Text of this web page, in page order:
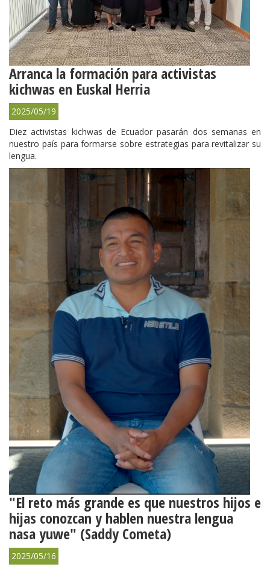
Arranca la formación para activistas
kichwas en Euskal Herria
2025/05/19
Diez activistas kichwas de Ecuador pasarán dos semanas en
nuestro país para formarse sobre estrategias para revitalizar su
lengua.
"El reto más grande es que nuestros hijos e
hijas conozcan y hablen nuestra lengua
nasa yuwe" (Saddy Cometa)
2025/05/16